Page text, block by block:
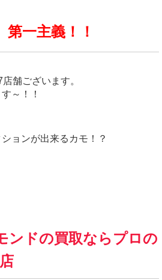
第一主義！！
舗ございます。
～！！
ョンが出来るカモ！？
ンドの買取ならプロの